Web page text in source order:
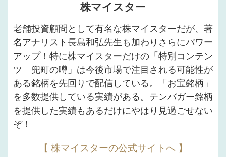
株マイスター
老舗投資顧問として有名な株マイスターだが、著
名アナリスト長島和弘先生も加わりさらにパワー
アップ！特に株マイスターだけの「特別コンテン
ツ 兜町の噂」は今後市場で注目される可能性が
ある銘柄を先回りで配信している。「お宝銘柄」
を多数提供している実績がある。テンバガー銘柄
を提供した実績もあるだけにやはり見過ごせない
ぞ！
【 株マイスターの公式サイトへ 】